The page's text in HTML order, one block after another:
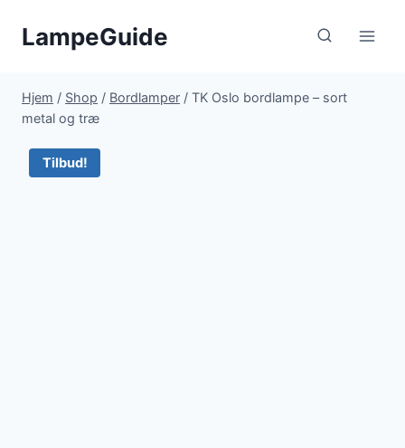
LampeGuide
Hjem / Shop / Bordlamper / TK Oslo bordlampe – sort
metal og træ
Tilbud!